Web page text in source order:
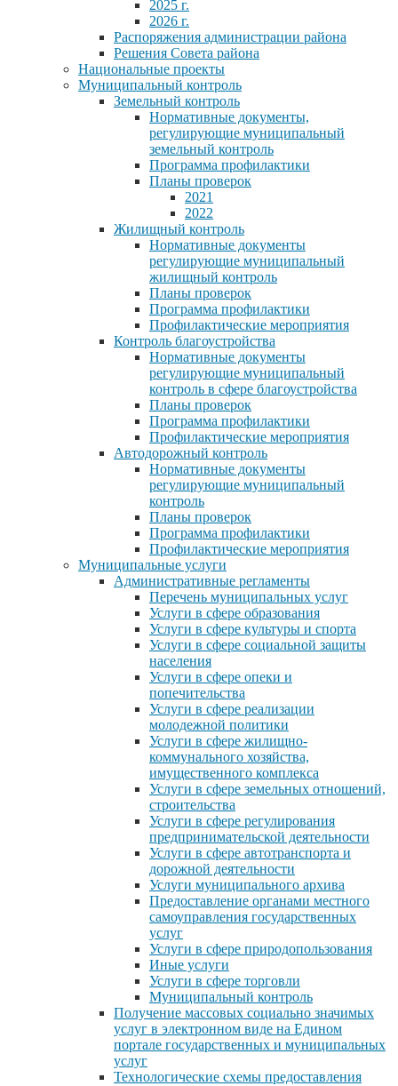
2025 г.
2026 г.
Распоряжения администрации района
Решения Совета района
Национальные проекты
Муниципальный контроль
Земельный контроль
Нормативные документы,
регулирующие муниципальный
земельный контроль
Программа профилактики
Планы проверок
2021
2022
Жилищный контроль
Нормативные документы
регулирующие муниципальный
жилищный контроль
Планы проверок
Программа профилактики
Профилактические мероприятия
Контроль благоустройства
Нормативные документы
регулирующие муниципальный
контроль в сфере благоустройства
Планы проверок
Программа профилактики
Профилактические мероприятия
Автодорожный контроль
Нормативные документы
регулирующие муниципальный
контроль
Планы проверок
Программа профилактики
Профилактические мероприятия
Муниципальные услуги
Административные регламенты
Перечень муниципальных услуг
Услуги в сфере образования
Услуги в сфере культуры и спорта
Услуги в сфере социальной защиты
населения
Услуги в сфере опеки и
попечительства
Услуги в сфере реализации
молодежной политики
Услуги в сфере жилищно-
коммунального хозяйства,
имущественного комплекса
Услуги в сфере земельных отношений,
строительства
Услуги в сфере регулирования
предпринимательской деятельности
Услуги в сфере автотранспорта и
дорожной деятельности
Услуги муниципального архива
Предоставление органами местного
самоуправления государственных
услуг
Услуги в сфере природопользования
Иные услуги
Услуги в сфере торговли
Муниципальный контроль
Получение массовых социально значимых
услуг в электронном виде на Едином
портале государственных и муниципальных
услуг
Технологические схемы предоставления